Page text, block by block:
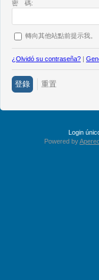
密 碼:
轉向其他站點前提示我。
¿Olvidó su contraseña? |
Login
Powered by